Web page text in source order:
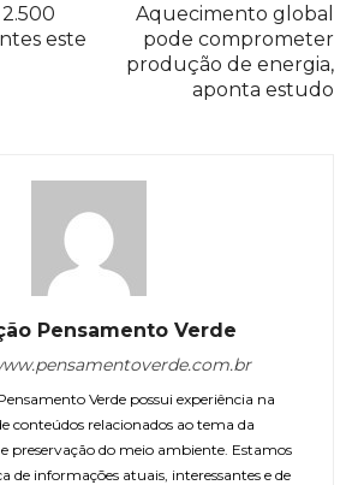
este
Aquecimento global
pode comprometer
produção de energia,
aponta estudo
Pensamento Verde
Verde possui experiência na
conteúdos relacionados ao tema da
preservação do meio ambiente. Estamos
de informações atuais, interessantes e de